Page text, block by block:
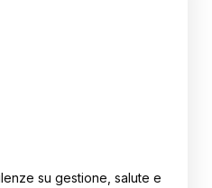
su gestione, salute e